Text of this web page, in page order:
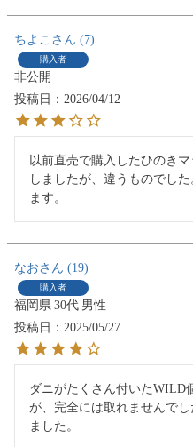
ちよこ 7
購入者
非公開
投稿日
2026/04/12
以前直売で購入したひのき
しましたが、違うものでし
ます。
なお 19
購入者
福岡県 30代 男性
投稿日
2025/05/27
ダニがたくさん付いたWILD
が、完全には取れませんで
ました。